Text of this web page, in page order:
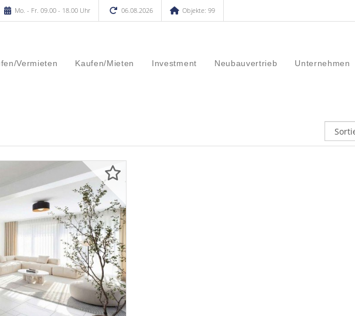
Mo. - Fr. 09.00 - 18.00 Uhr 06.08.2026 Objekte: 99
Vermieten Kaufen/Mieten Investment Neubauvertrieb Unternehmen